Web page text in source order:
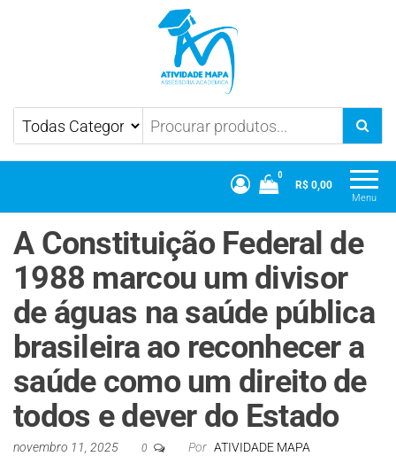
Atividade Mapa Mapa UniCesumar
Menu
0
R$ 0,00
A Constituição Federal de
1988 marcou um divisor
de águas na saúde pública
brasileira ao reconhecer a
saúde como um direito de
todos e dever do Estado
novembro 11, 2025 0 Por ATIVIDADE MAPA